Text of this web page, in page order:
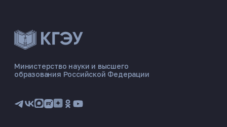
Министерство науки и высшего
образования Российской Федерации